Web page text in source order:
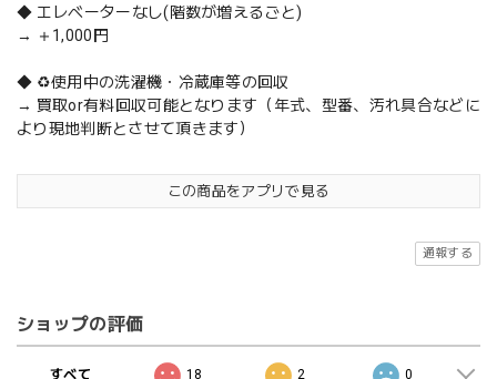
◆ エレベーターなし(階数が増えるごと)
→ ＋1,000円
◆ ♻️使用中の洗濯機・冷蔵庫等の回収
→ 買取or有料回収可能となります（年式、型番、汚れ具合などに
より現地判断とさせて頂きます）
この商品をアプリで見る
通報する
ショップの評価
すべて 18 2 0